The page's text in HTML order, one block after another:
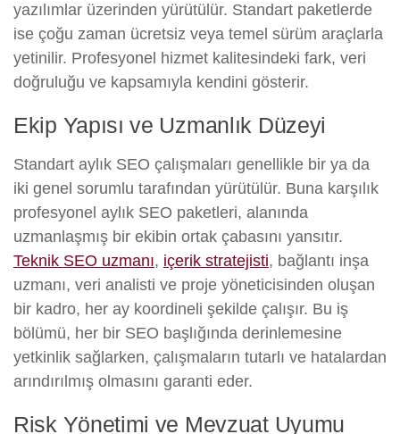
yazılımlar üzerinden yürütülür. Standart paketlerde
ise çoğu zaman ücretsiz veya temel sürüm araçlarla
yetinilir. Profesyonel hizmet kalitesindeki fark, veri
doğruluğu ve kapsamıyla kendini gösterir.
Ekip Yapısı ve Uzmanlık Düzeyi
Standart aylık SEO çalışmaları genellikle bir ya da
iki genel sorumlu tarafından yürütülür. Buna karşılık
profesyonel aylık SEO paketleri, alanında
uzmanlaşmış bir ekibin ortak çabasını yansıtır.
Teknik SEO uzmanı, içerik stratejisti, bağlantı inşa
uzmanı, veri analisti ve proje yöneticisinden oluşan
bir kadro, her ay koordineli şekilde çalışır. Bu iş
bölümü, her bir SEO başlığında derinlemesine
yetkinlik sağlarken, çalışmaların tutarlı ve hatalardan
arındırılmış olmasını garanti eder.
Risk Yönetimi ve Mevzuat Uyumu